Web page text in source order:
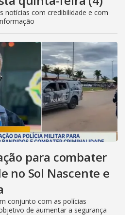
notícias com credibilidade e com
para combater
no Sol Nascente e
conjunto com as polícias
de aumentar a segurança